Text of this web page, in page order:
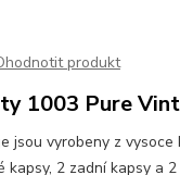
produkt
1003 Pure
jsou vyrobeny z
kapsy, 2 zadní kapsy a